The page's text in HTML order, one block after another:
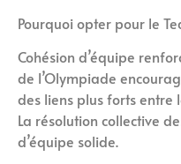
Pourquoi opter pour le
Cohésion d’équipe
de l’Olympiade
des liens plus forts entre
La résolution collective
d’équipe solide.